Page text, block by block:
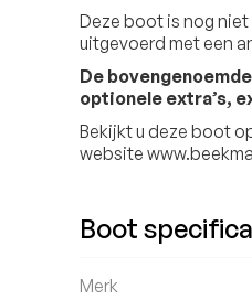
Deze boot is nog
uitgevoerd met een
De
optionele extra’s,
Bekijkt u deze boot
website
Boot
Merk